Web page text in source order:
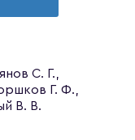
С. Г.,
Г. Ф.,
В. В.